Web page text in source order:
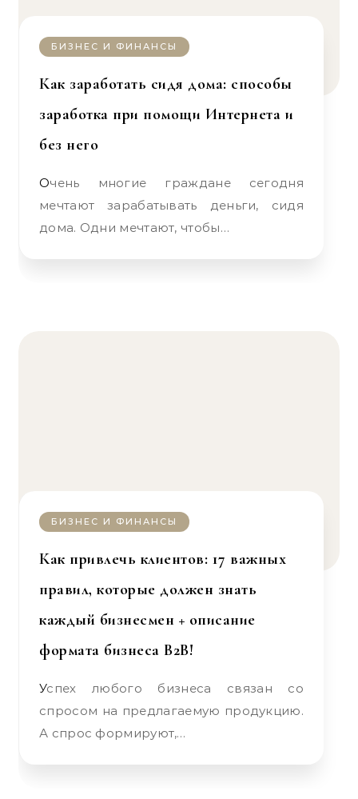
БИЗНЕС И ФИНАНСЫ
Как заработать сидя дома: способы
заработка при помощи Интернета и
без него
Очень многие граждане сегодня
мечтают зарабатывать деньги, сидя
дома. Одни мечтают, чтобы…
БИЗНЕС И ФИНАНСЫ
Как привлечь клиентов: 17 важных
правил, которые должен знать
каждый бизнесмен + описание
формата бизнеса B2B!
Успех любого бизнеса связан со
спросом на предлагаемую продукцию.
А спрос формируют,…